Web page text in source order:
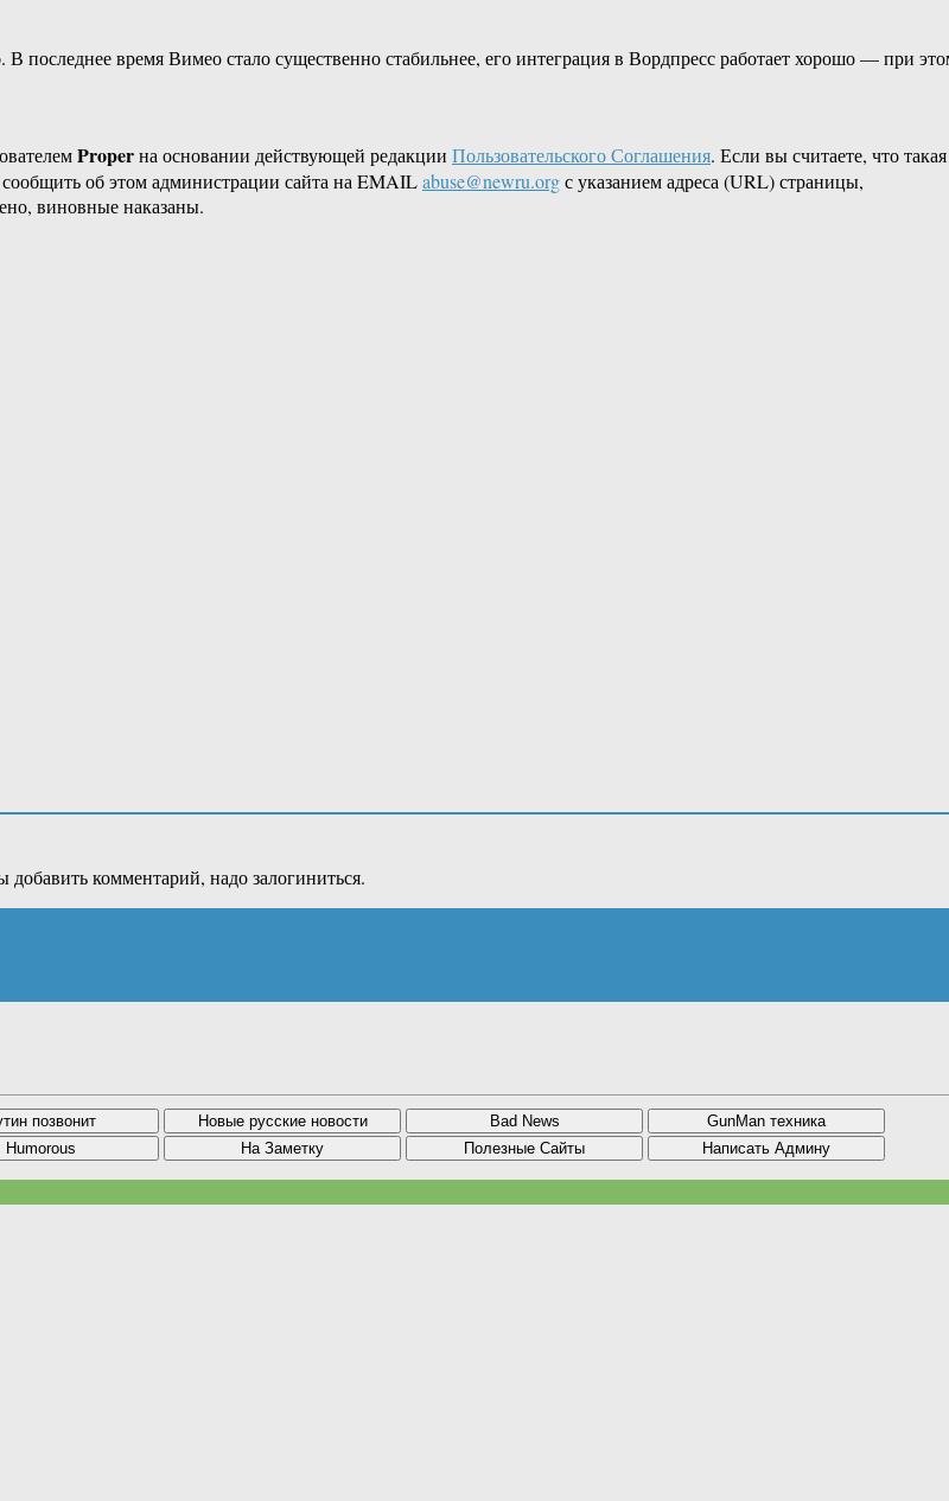
время Вимео стало существенно стабильнее, его интеграция в Вордпресс работает хорошо — при
Properна основании действующей редакции Пользовательского Соглашения. Если вы считаете, что такая
об этом администрации сайта на EMAILabuse@newru.orgс указанием адреса (URL) страницы,
виновные наказаны.
добавить комментарий, надо залогиниться.